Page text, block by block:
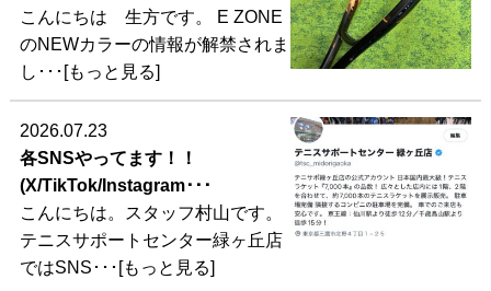
こんにちは 生方です。 E ZONE
のNEWカラーの情報が解禁されま
し･･･[もっと見る]
2026.07.23
各SNSやってます！！
(X/TikTok/Instagram･･･
こんにちは。スタッフ村山です。
テニスサポートセンター緑ヶ丘店
ではSNS･･･[もっと見る]